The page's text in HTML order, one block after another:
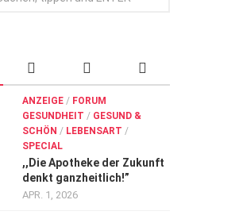
ANZEIGE / FORUM
GESUNDHEIT / GESUND &
SCHÖN / LEBENSART /
SPECIAL
,,Die Apotheke der Zukunft
denkt ganzheitlich!”
APR. 1, 2026